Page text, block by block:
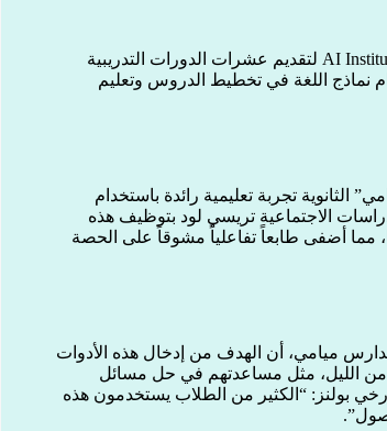
أطلقت المنطقة التعليمية “معهد الذكاء الاصطناعي” AI Institute لتقديم عشرات الدورات التدريبية
نماذج اللغة في تخطيط الدروس وتعليم
تجربة تعليمية رائدة باستخدام
الاجتماعية تريسي لود بتوظيف هذه
أضفى طابعاً تفاعلياً مشوقاً على الحصة
ميامي، أن الهدف من إدخال هذه الأدوات
الليل، مثل مساعدتهم في حل مسائل
بولنز: “الكثير من الطلاب يستخدمون هذه